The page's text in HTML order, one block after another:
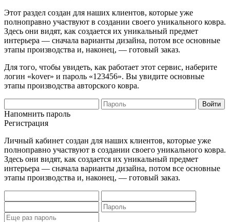
Этот раздел создан для наших клиентов, которые уже
полноправно участвуют в создании своего уникального ковра.
Здесь они видят, как создается их уникальный предмет
интерьера — сначала варианты дизайна, потом все основные
этапы производства и, наконец, — готовый заказ.
Для того, чтобы увидеть, как работает этот сервис, наберите
логин «kover» и пароль «123456». Вы увидите основные
этапы производства авторского ковра.
Напомнить пароль
Регистрация
Личный кабинет создан для наших клиентов, которые уже
полноправно участвуют в создании своего уникального ковра.
Здесь они видят, как создается их уникальный предмет
интерьера — сначала варианты дизайна, потом все основные
этапы производства и, наконец, — готовый заказ.